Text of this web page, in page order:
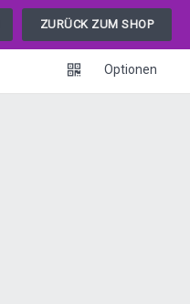
ZURÜCK ZUM SHOP
Optionen